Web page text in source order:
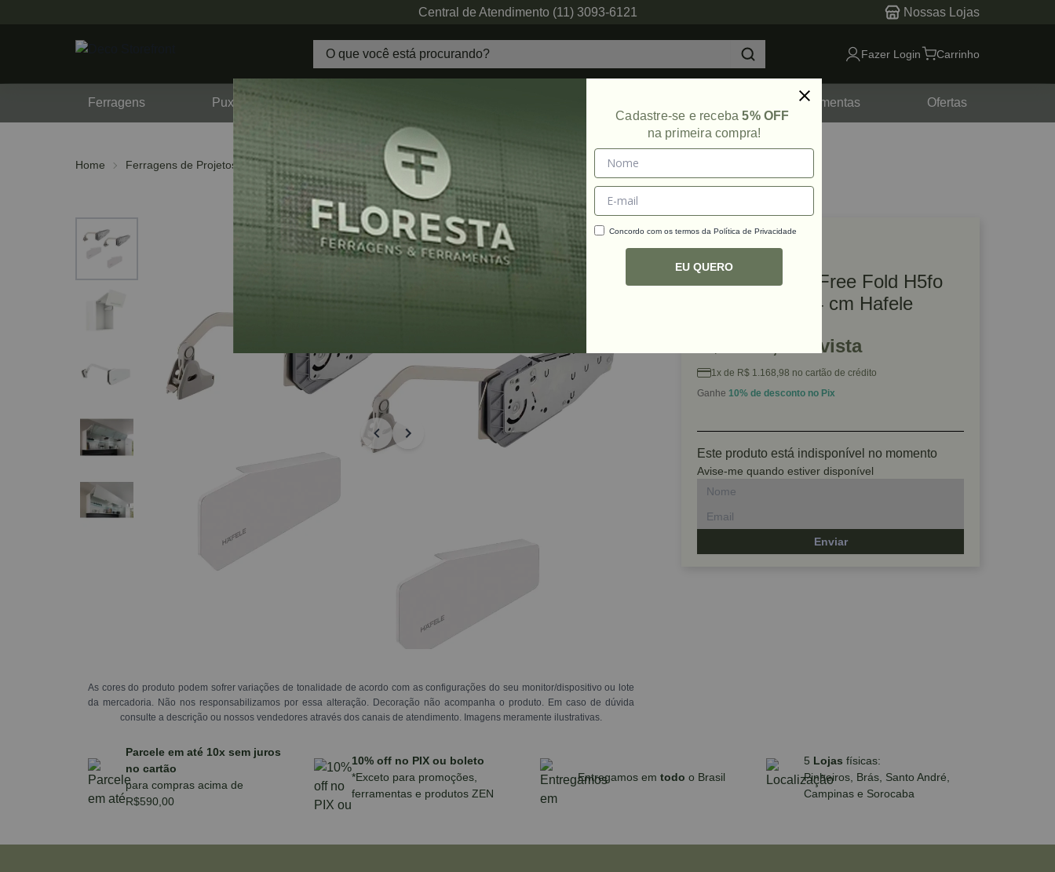
Central de Atendimento (11) 3093-6121 Nossas Lojas
Fazer Login Carrinho
Ferragens Puxadores Ferramentas Ofertas
Home Ferragens de Projetos Hafele Free
As cores do produto podem sofrer variações de tonalidade de acordo com as configurações do seu monitor/dispositivo ou lote
da mercadoria. Não nos responsabilizamos por essa alteração. Decoração não acompanha o produto. Em caso de dúvida
consulte a descrição ou nossos vendedores através dos canais de atendimento. Imagens meramente ilustrativas.
Ref: 50456
Kit Articulador Free Fold H5fo
Branco 77 a 84 cm Hafele
R$ 1.168,98 à vista
1x de R$ 1.168,98 no cartão de crédito
Ganhe 10% de desconto no Pix
Este produto está indisponível no momento
Avise-me quando estiver disponível
Enviar
Parcele em até 10x sem juros
no cartão
para compras acima de
R$590,00
10% off no PIX ou boleto
*Exceto para promoções,
ferramentas e produtos ZEN
Entregamos em todo o Brasil
5 Lojas físicas:
Pinheiros, Brás, Santo André,
Campinas e Sorocaba
Cadastre-se e receba5% OFF
na primeira compra!
Concordo com os termos da Política de Privacidade
EU QUERO